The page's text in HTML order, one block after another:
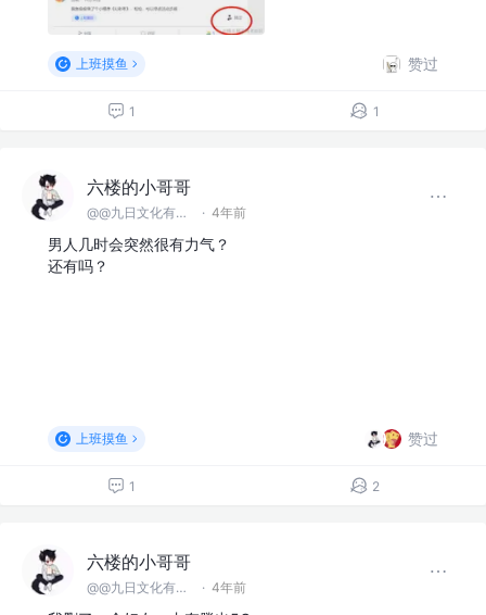
上班摸鱼 赞过
1 1
六楼的小哥哥
@@九日文化有限 公司 · 4年前
男人几时会突然很有力气？
还有吗？
1